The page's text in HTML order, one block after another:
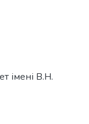
імені В.Н.